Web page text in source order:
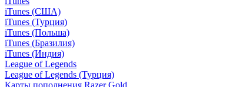
iTunes (США)
iTunes (Турция)
iTunes (Польша)
iTunes (Бразилия)
iTunes (Индия)
League of Legends
League of Legends (Турция)
Карты пополнения Razer Gold